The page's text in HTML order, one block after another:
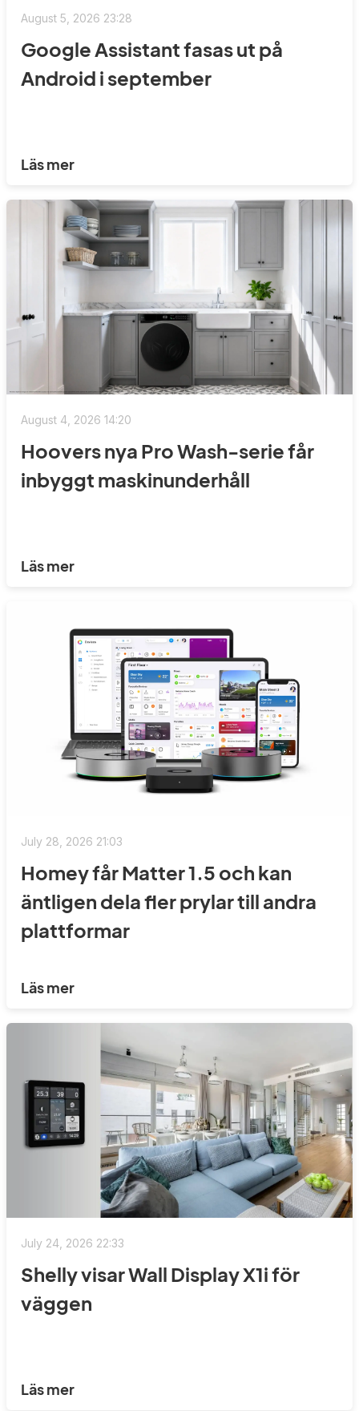
August 5, 2026 23:28
Google Assistant fasas ut på
Android i september
Läs mer
August 4, 2026 14:20
Hoovers nya Pro Wash-serie får
inbyggt maskinunderhåll
Läs mer
July 28, 2026 21:03
Homey får Matter 1.5 och kan
äntligen dela fler prylar till andra
plattformar
Läs mer
July 24, 2026 22:33
Shelly visar Wall Display X1i för
väggen
Läs mer